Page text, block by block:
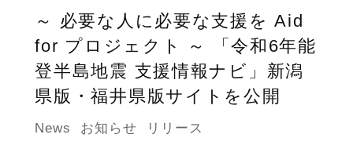
～ 必要な人に必要な支援を Aid
for プロジェクト ～ 「令和6年能
登半島地震 支援情報ナビ」新潟
県版・福井県版サイトを公開
News お知らせ リリース